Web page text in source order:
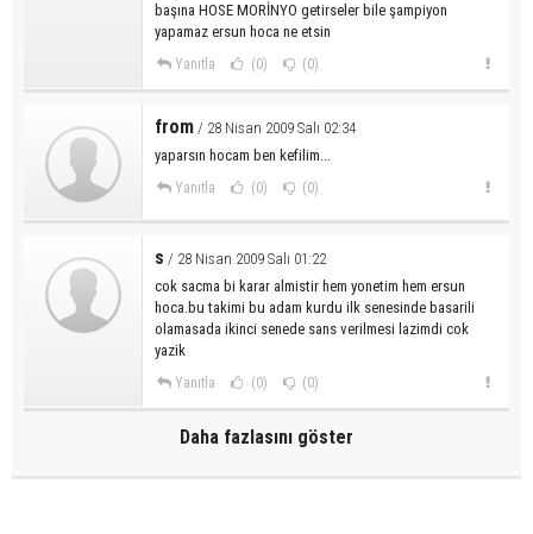
başına HOSE MORİNYO getirseler bile şampiyon
yapamaz ersun hoca ne etsin
Yanıtla (0) (0)
from / 28 Nisan 2009 Salı 02:34
yaparsın hocam ben kefilim...
Yanıtla (0) (0)
s / 28 Nisan 2009 Salı 01:22
cok sacma bi karar almistir hem yonetim hem ersun
hoca.bu takimi bu adam kurdu ilk senesinde basarili
olamasada ikinci senede sans verilmesi lazimdi cok
yazik
Yanıtla (0) (0)
Daha fazlasını göster